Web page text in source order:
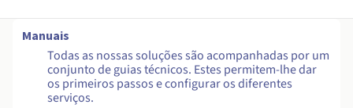
Manuais
Todas as nossas soluções são acompanhadas por um
conjunto de guias técnicos. Estes permitem-lhe dar
os primeiros passos e configurar os diferentes
serviços.